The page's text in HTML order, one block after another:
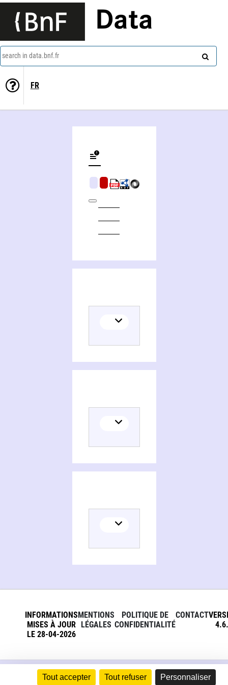
Tout accepter Tout refuser Personnaliser
Data
search in data.bnf.fr
FR
INFORMATIONS
MISES À JOUR
LE 28-04-2026
MENTIONS
LÉGALES
POLITIQUE DE
CONFIDENTIALITÉ
CONTACT